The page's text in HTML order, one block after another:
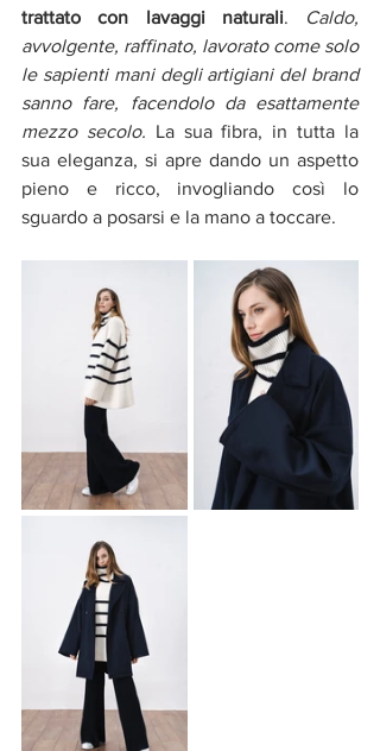
trattato con lavaggi naturali.
Caldo,
avvolgente, raffinato, lavorato come solo
le sapienti mani degli artigiani del brand
sanno fare, facendolo da esattamente
mezzo secolo. La sua fibra, in tutta la
sua eleganza, si apre dando un aspetto
pieno e ricco, invogliando così lo
sguardo a posarsi e la mano a toccare.